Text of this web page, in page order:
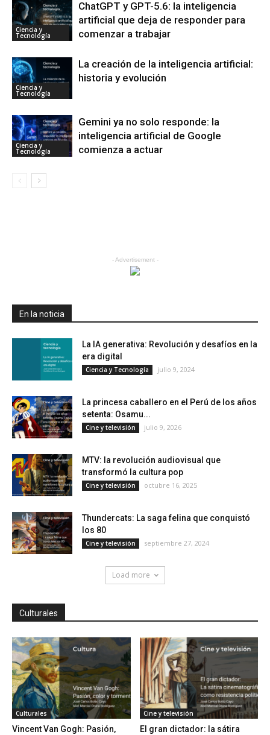
Ciencia y
Tecnología
ChatGPT y GPT-5.6: la inteligencia
artificial que deja de responder para
comenzar a trabajar
Ciencia y
Tecnología
La creación de la inteligencia artificial:
historia y evolución
Ciencia y
Tecnología
Gemini ya no solo responde: la
inteligencia artificial de Google
comienza a actuar
- Advertisement -
En la noticia
La IA generativa: Revolución y desafíos en la
era digital
Ciencia y Tecnología julio 9, 2024
La princesa caballero en el Perú de los años
setenta: Osamu...
Cine y televisión julio 9, 2026
MTV: la revolución audiovisual que
transformó la cultura pop
Cine y televisión octubre 16, 2025
Thundercats: La saga felina que conquistó
los 80
Cine y televisión septiembre 27, 2024
Load more
Culturales
Culturales
Vincent Van Gogh: Pasión,
Cine y televisión
El gran dictador: la sátira